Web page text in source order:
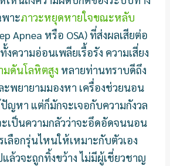
พาะภาวะหยุดหายใจขณะหลับ
Apnea หรือ OSA) ที่ส่งผลเสียต่อ
ความอ่อนเพลียเรื้อรัง ความเสี่ยง
มดันโลหิตสูง หลายท่านทราบดีถึง
ะพยายามมองหา เครื่องช่วยนอน
ญหา แต่ก็มักจะเจอกับความกังวล
ะเป็นความกลัวว่าจะอึดอัดจนนอน
เลือกรุ่นไหนให้เหมาะกับตัวเอง
ล้วจะถูกทิ้งขว้าง ไม่มีผู้เชี่ยวชาญ